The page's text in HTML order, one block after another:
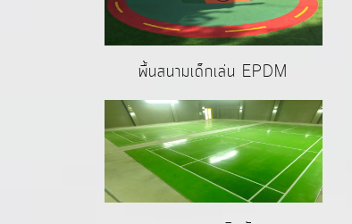
พื้นสนามเด็กเล่น EPDM